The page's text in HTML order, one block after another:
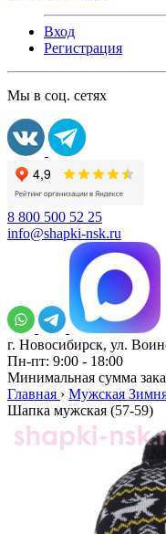
Вход
Регистрация
Мы в соц. сетях
8 800 500 52 25
info@shapki-nsk.ru
г. Новосибирск, ул.
Пн-пт: 9:00 - 18:00
Минимальная сумма
Главная › Мужская
Шапка мужская (57-59)